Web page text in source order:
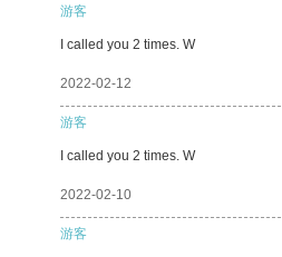
游客
I called you 2 times. W
2022-02-12
游客
I called you 2 times. W
2022-02-10
游客